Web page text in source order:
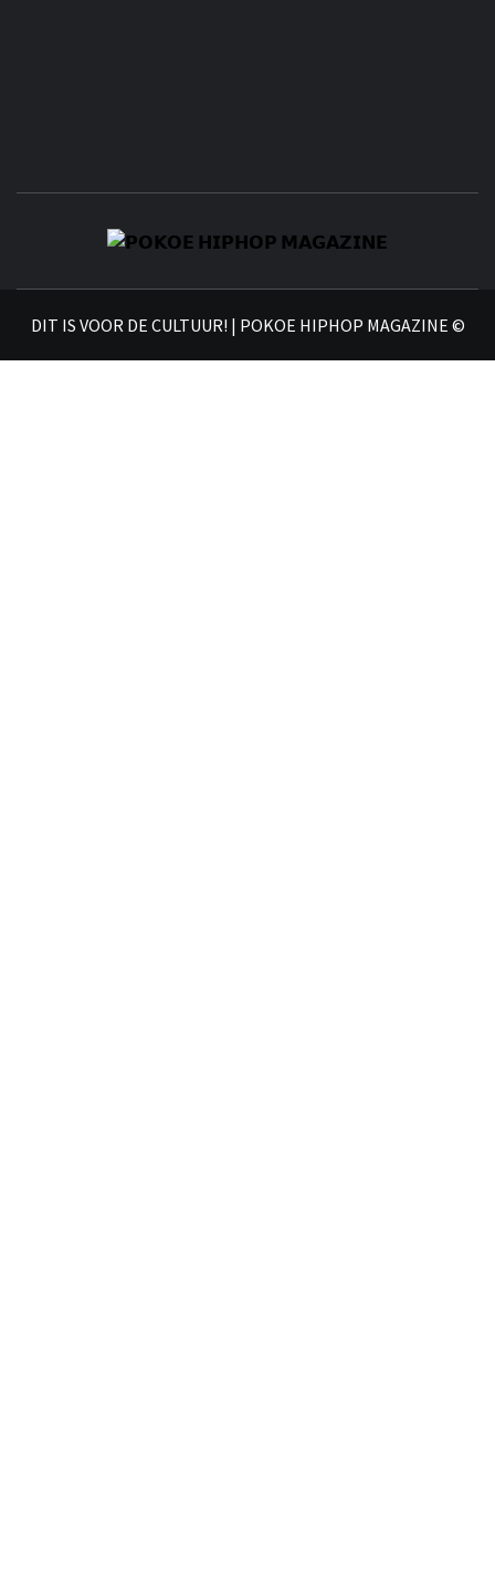
DIT IS VOOR DE CULTUUR! | POKOE HIPHOP MAGAZINE ©